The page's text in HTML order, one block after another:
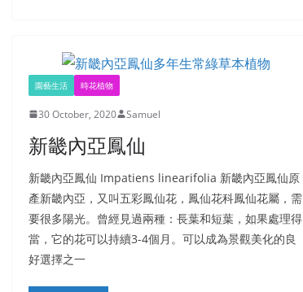
園藝生活 時花植物
30 October, 2020 Samuel
新畿內亞鳳仙
新畿內亞鳳仙 Impatiens linearifolia 新畿內亞鳳仙原
產新畿內亞，又叫五彩鳳仙花，鳳仙花科鳳仙花屬，需
要很多陽光。曾經見過兩種：長葉和短葉，如果處理得
當，它的花可以持續3-4個月。可以成為景觀美化的良
好選擇之一